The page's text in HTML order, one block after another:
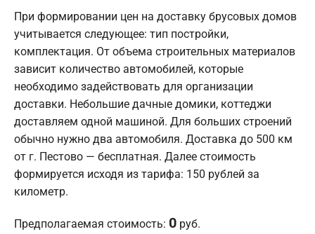
При формировании цен на доставку брусовых домов
учитывается следующее: тип постройки,
комплектация. От объема строительных материалов
зависит количество автомобилей, которые
необходимо задействовать для организации
доставки. Небольшие дачные домики, коттеджи
доставляем одной машиной. Для больших строений
обычно нужно два автомобиля. Доставка до 500 км
от г. Пестово — бесплатная. Далее стоимость
формируется исходя из тарифа: 150 рублей за
километр.
Предполагаемая стоимость: 0 руб.